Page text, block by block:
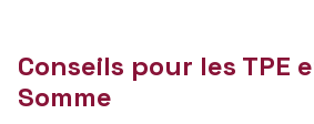
Conseils pour les TPE
Somme